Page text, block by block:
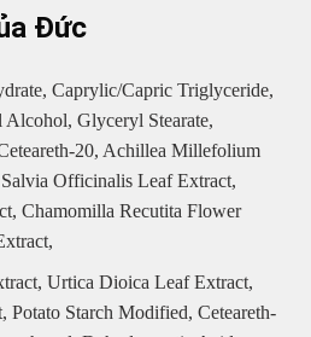
Đức
Caprylic/Capric Triglyceride,
Glyceryl Stearate,
20, Achillea Millefolium
Officinalis Leaf Extract,
Chamomilla Recutita Flower
Urtica Dioica Leaf Extract,
Potato Starch Modified, Ceteareth-